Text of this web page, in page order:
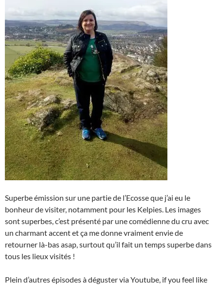
Superbe émission sur une partie de l’Ecosse que j’ai eu le
bonheur de visiter, notamment pour les Kelpies. Les images
sont superbes, c’est présenté par une comédienne du cru avec
un charmant accent et ça me donne vraiment envie de
retourner là-bas asap, surtout qu’il fait un temps superbe dans
tous les lieux visités !
Plein d’autres épisodes à déguster via Youtube, if you feel like